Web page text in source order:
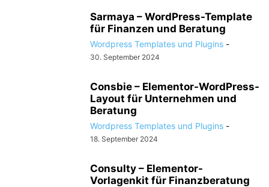
Sarmaya – WordPress-Template
für Finanzen und Beratung
Wordpress Templates und Plugins -
30. September 2024
Consbie – Elementor-WordPress-
Layout für Unternehmen und
Beratung
Wordpress Templates und Plugins -
18. September 2024
Consulty – Elementor-
Vorlagenkit für Finanzberatung